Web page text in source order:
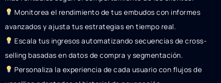
Monitorea el rendimiento de tus embudos con informes
avanzados y ajusta tus estrategias en tiempo real.
Escala tus ingresos automatizando secuencias de cross-
selling basadas en datos de compra y segmentación.
Personaliza la experiencia de cada usuario con flujos de